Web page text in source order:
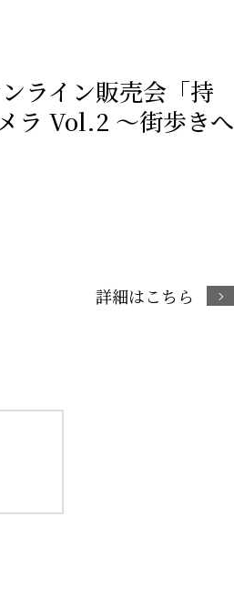
ライン販売会「持
ラ Vol.2 ～街歩きへ
詳細はこちら